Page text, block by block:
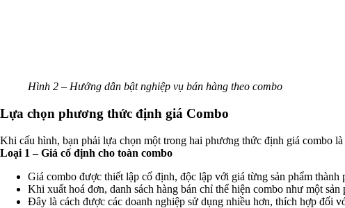
Hình 2 – Hướng dẫn bật nghiệp vụ bán hàng theo combo
Lựa chọn phương thức định giá Combo
Khi cấu hình, bạn phải lựa chọn một trong hai phương thức định giá combo
Loại 1 – Giá cố định cho toàn combo
Giá combo được thiết lập cố định, độc lập với giá từng sản phẩm thành
Khi xuất hoá đơn, danh sách hàng bán chỉ thể hiện combo như một
Đây là cách được các doanh nghiệp sử dụng nhiều hơn, thích hợp đối